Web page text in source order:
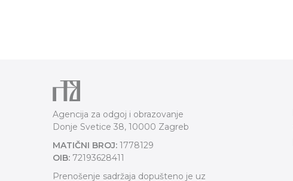
Agencija za odgoj i obrazovanje
Donje Svetice 38, 10000 Zagreb
MATIČNI BROJ: 1778129
OIB: 72193628411
Prenošenje sadržaja dopušteno je uz